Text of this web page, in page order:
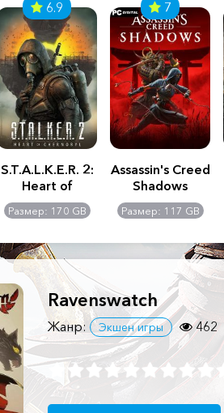
6.9
S.T.A.L.K.E.R. 2:
Heart of
Chernobyl -
Ultimate Edition
Размер: 170 GB
7
Assassin's Creed
Shadows
Размер: 117 GB
Ravenswatch
Жанр: Экшен игры 462